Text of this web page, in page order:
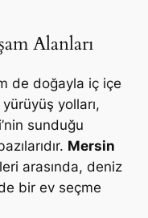
Alanları
de doğayla iç içe
yolları,
sunduğu
Mersin
arasında, deniz
bir ev seçme